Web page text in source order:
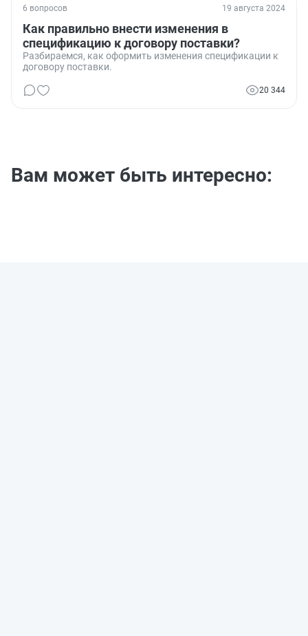
6 вопросов 19 августа 2024
Как правильно внести изменения в
спецификацию к договору поставки?
Разбираемся, как оформить изменения спецификации к
договору поставки.
20 344
Вам может быть интересно: